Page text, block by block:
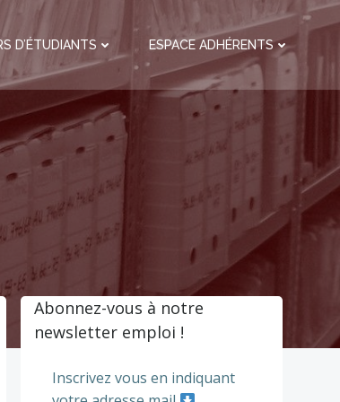
D’ÉTUDIANTS ESPACE ADHÉRENTS
Abonnez-vous à notre
newsletter emploi !
Inscrivez vous en indiquant